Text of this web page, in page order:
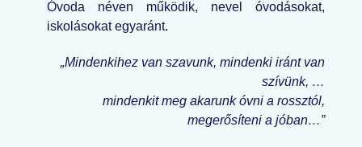
Óvoda néven működik, nevel óvodásokat,
iskolásokat egyaránt.
„Mindenkihez van szavunk, mindenki iránt van
szívünk, …
mindenkit meg akarunk óvni a rossztól,
megerősíteni a jóban…”